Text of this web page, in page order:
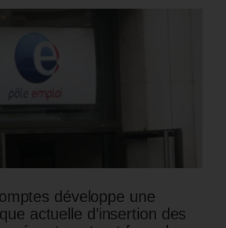
développe une
actuelle d’insertion des